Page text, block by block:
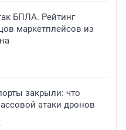
БПЛА. Рейтинг
маркетплейсов из
закрыли: что
атаки дронов